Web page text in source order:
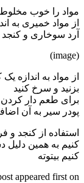
مواد را خوب
از مواد خمیری به
آرد سوخاری و
(image)
از مواد به اندازه
بزنید و سرخ کنید
برای طعم دار
پودر سیر به آن
استفاده از کنجد و
کنیم به همین دلیل
کنیم بیتوته
appeared first on .